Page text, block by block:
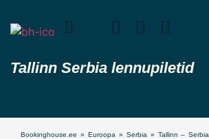
Tallinn Serbia lennupiletid
Bookinghouse.ee » Euroopa » Serbia » Tallinn – Serbia